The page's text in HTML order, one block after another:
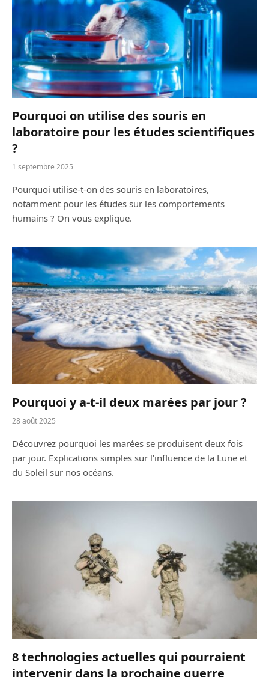
Pourquoi on utilise des souris en
laboratoire pour les études scientifiques
?
1 septembre 2025
Pourquoi utilise-t-on des souris en laboratoires,
notamment pour les études sur les comportements
humains ? On vous explique.
Pourquoi y a-t-il deux marées par jour ?
28 août 2025
Découvrez pourquoi les marées se produisent deux fois
par jour. Explications simples sur l’influence de la Lune et
du Soleil sur nos océans.
8 technologies actuelles qui pourraient
intervenir dans la prochaine guerre